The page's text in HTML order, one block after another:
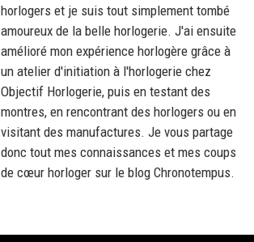
horlogers et je suis tout simplement tombé
amoureux de la belle horlogerie. J'ai ensuite
amélioré mon expérience horlogère grâce à
un atelier d'initiation à l'horlogerie chez
Objectif Horlogerie, puis en testant des
montres, en rencontrant des horlogers ou en
visitant des manufactures. Je vous partage
donc tout mes connaissances et mes coups
de cœur horloger sur le blog Chronotempus.